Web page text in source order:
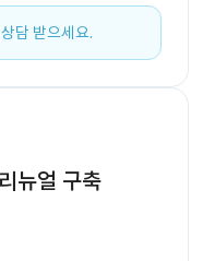
담 받으세요.
뉴얼 구축